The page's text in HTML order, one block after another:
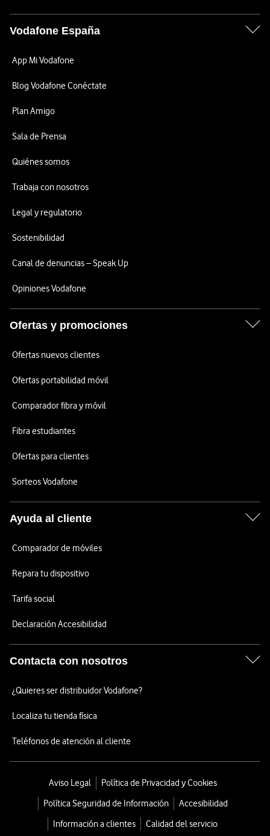
Vodafone España
App Mi Vodafone
Blog Vodafone Conéctate
Plan Amigo
Sala de Prensa
Quiénes somos
Trabaja con nosotros
Legal y regulatorio
Sostenibilidad
Canal de denuncias – Speak Up
Opiniones Vodafone
Ofertas y promociones
Ofertas nuevos clientes
Ofertas portabilidad móvil
Comparador fibra y móvil
Fibra estudiantes
Ofertas para clientes
Sorteos Vodafone
Ayuda al cliente
Comparador de móviles
Repara tu dispositivo
Tarifa social
Declaración Accesibilidad
Contacta con nosotros
¿Quieres ser distribuidor Vodafone?
Localiza tu tienda física
Teléfonos de atención al cliente
Aviso Legal
Política de Privacidad y Cookies
Política Seguridad de Información
Accesibilidad
Información a clientes
Calidad del servicio